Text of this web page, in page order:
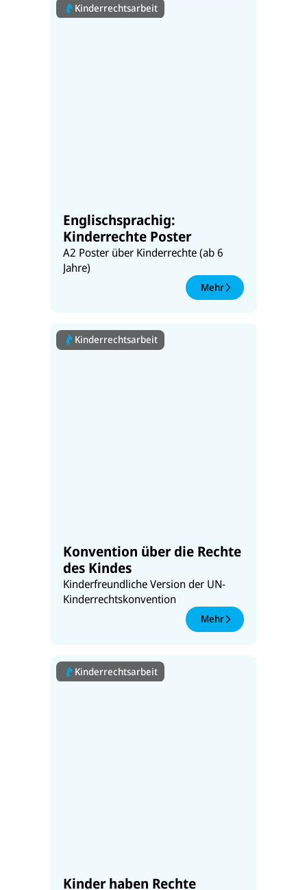
Kinderrechtsarbeit
Englischsprachig:
Kinderrechte Poster
A2 Poster über Kinderrechte (ab 6
Jahre)
Mehr
Kinderrechtsarbeit
Konvention über die Rechte
des Kindes
Kinderfreundliche Version der UN-
Kinderrechtskonvention
Mehr
Kinderrechtsarbeit
Kinder haben Rechte